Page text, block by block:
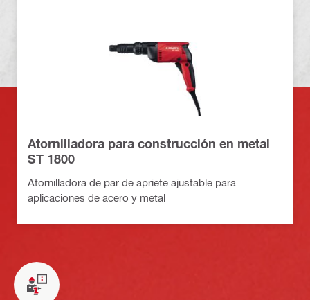
Atornilladora para construcción en metal
ST 1800
Atornilladora de par de apriete ajustable para
aplicaciones de acero y metal